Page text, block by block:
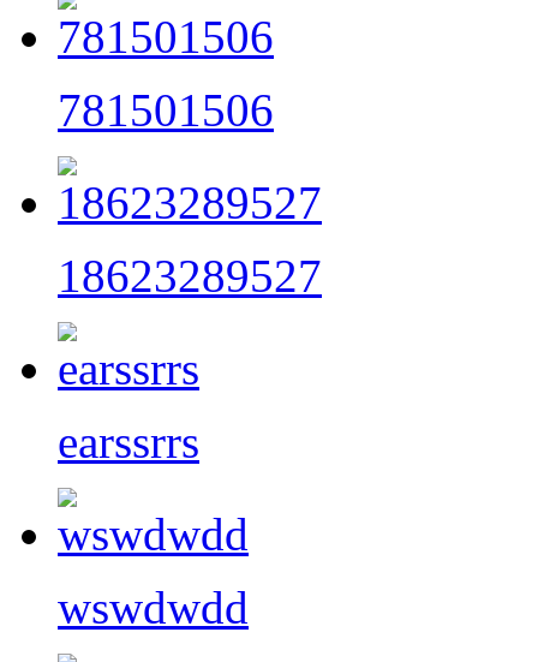
781501506
18623289527
earssrrs
wswdwdd